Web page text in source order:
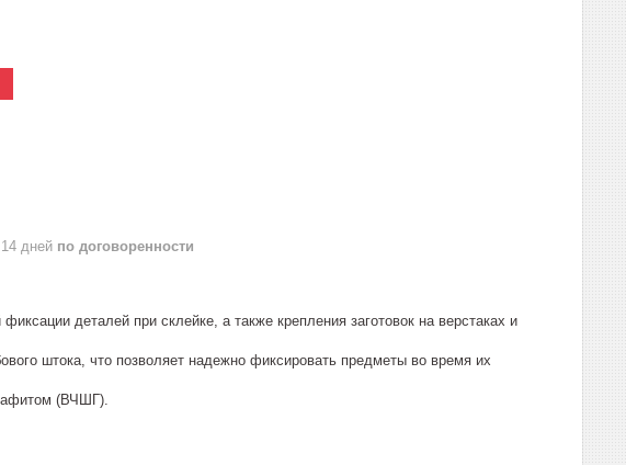
дней по договоренности
деталей при склейке, а также крепления заготовок на верстаках и
штока, что позволяет надежно фиксировать предметы во время их
(ВЧШГ).